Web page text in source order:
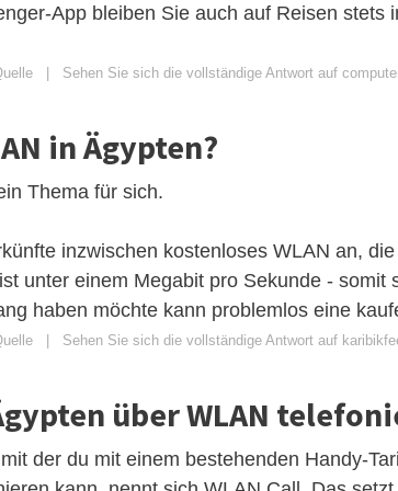
App bleiben Sie auch auf Reisen stets
| Sehen Sie sich die vollständige Antwort auf
in Ägypten?
Thema für sich.
inzwischen kostenloses WLAN an,
unter einem Megabit pro Sekunde - somit
haben möchte kann problemlos eine
| Sehen Sie sich die vollständige Antwort auf
über WLAN
der du mit einem bestehenden Handy-